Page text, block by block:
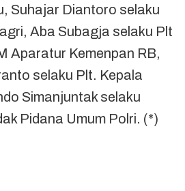
Suhajar Diantoro selaku
Aba Subagja selaku Plt
Aparatur Kemenpan RB,
selaku Plt. Kepala
Simanjuntak selaku
Pidana Umum Polri. (*)